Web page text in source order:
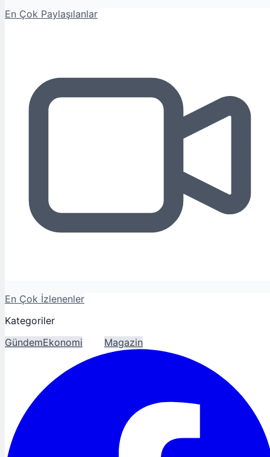
En Çok Paylaşılanlar
En Çok İzlenenler
Kategoriler
GündemEkonomi Magazin